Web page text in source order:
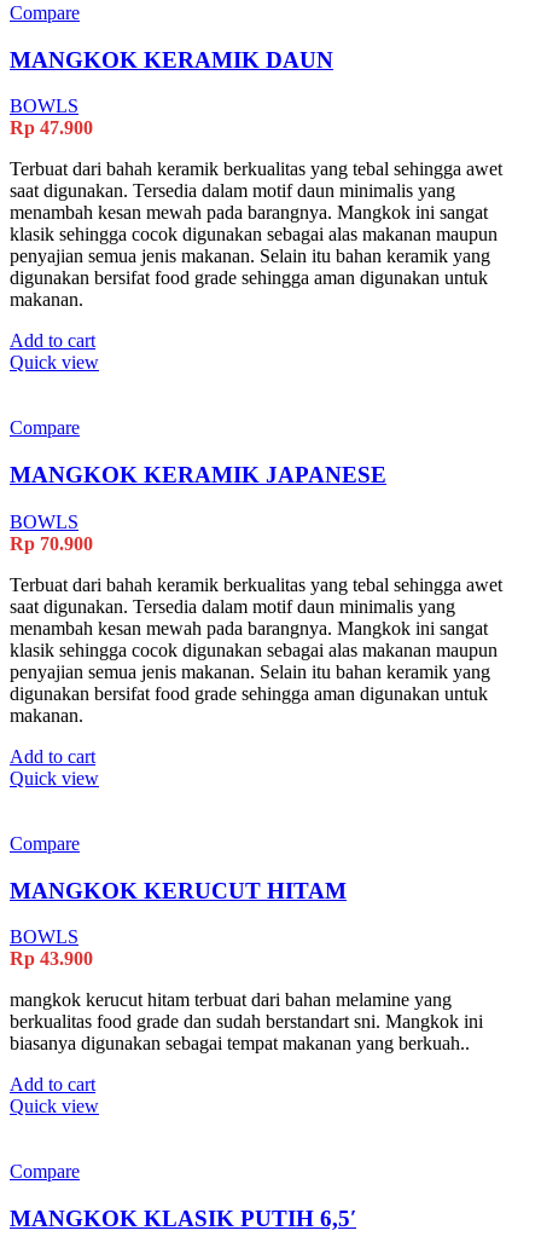
Compare
MANGKOK KERAMIK DAUN
BOWLS
Rp 47.900
Terbuat dari bahah keramik berkualitas yang tebal sehingga awet
saat digunakan. Tersedia dalam motif daun minimalis yang
menambah kesan mewah pada barangnya. Mangkok ini sangat
klasik sehingga cocok digunakan sebagai alas makanan maupun
penyajian semua jenis makanan. Selain itu bahan keramik yang
digunakan bersifat food grade sehingga aman digunakan untuk
makanan.
Add to cart
Quick view
Compare
MANGKOK KERAMIK JAPANESE
BOWLS
Rp 70.900
Terbuat dari bahah keramik berkualitas yang tebal sehingga awet
saat digunakan. Tersedia dalam motif daun minimalis yang
menambah kesan mewah pada barangnya. Mangkok ini sangat
klasik sehingga cocok digunakan sebagai alas makanan maupun
penyajian semua jenis makanan. Selain itu bahan keramik yang
digunakan bersifat food grade sehingga aman digunakan untuk
makanan.
Add to cart
Quick view
Compare
MANGKOK KERUCUT HITAM
BOWLS
Rp 43.900
mangkok kerucut hitam terbuat dari bahan melamine yang
berkualitas food grade dan sudah berstandart sni. Mangkok ini
biasanya digunakan sebagai tempat makanan yang berkuah..
Add to cart
Quick view
Compare
MANGKOK KLASIK PUTIH 6,5′